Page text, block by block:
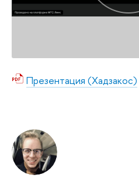
Презентация (Хадзакос)